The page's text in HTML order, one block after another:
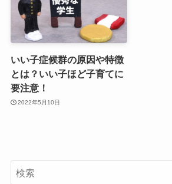
いい子症候群の原因や特徴
とは？いい子ほど子育てに
要注意！
2022年5月10日